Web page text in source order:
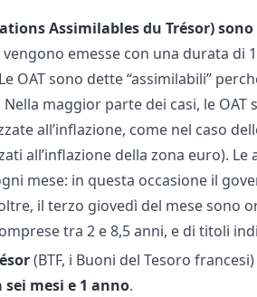
Assimilables du Trésor)
emesse con una durata di
OAT sono dette “assimilabili”
maggior parte dei casi, le
all’inflazione, come nel caso
all’inflazione della zona euro).
mese: in questa occasione il
il terzo giovedì del mese sono
tra 2 e 8,5 anni, e di titoli
(BTF, i Buoni del Tesoro
sei mesi e 1 anno.